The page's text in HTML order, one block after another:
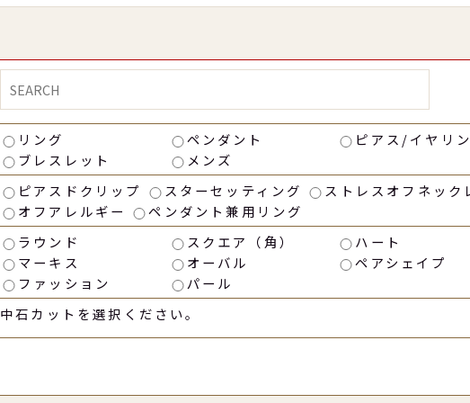
リング ペンダント
ピアス/イヤリ
ブレスレット
メンズ
ピアスドクリップ スターセッティング
ストレスオフネック
オフアレルギー
ペンダント兼用リング
ラウンド スクエア（角）
ハート
マーキス
オーバル
ペアシェイプ
ファッション
パール
中石カットを選択ください。